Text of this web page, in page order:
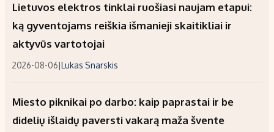
Lietuvos elektros tinklai ruošiasi naujam etapui:
ką gyventojams reiškia išmanieji skaitikliai ir
aktyvūs vartotojai
2026-08-06|Lukas Snarskis
Miesto piknikai po darbo: kaip paprastai ir be
didelių išlaidų paversti vakarą maža švente